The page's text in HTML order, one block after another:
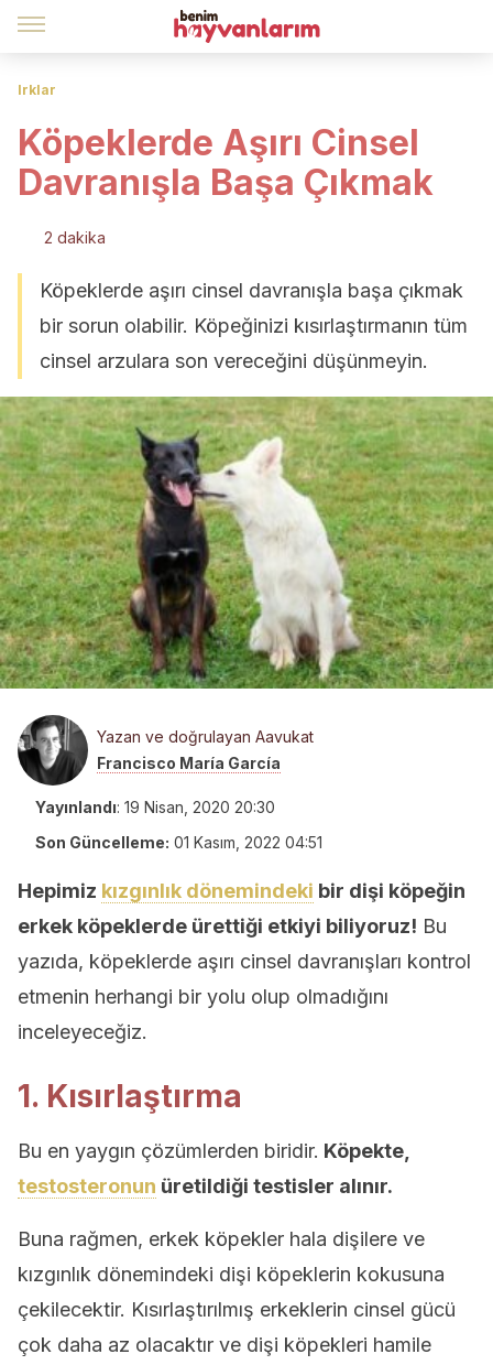
Irklar
Köpeklerde Aşırı Cinsel
Davranışla Başa Çıkmak
2 dakika
Köpeklerde aşırı cinsel davranışla başa çıkmak
bir sorun olabilir. Köpeğinizi kısırlaştırmanın tüm
cinsel arzulara son vereceğini düşünmeyin.
Yazan ve doğrulayan Aavukat
Francisco María García
Yayınlandı: 19 Nisan, 2020 20:30
Son Güncelleme: 01 Kasım, 2022 04:51
Hepimiz kızgınlık dönemindeki bir dişi köpeğin
erkek köpeklerde ürettiği etkiyi biliyoruz! Bu
yazıda, köpeklerde aşırı cinsel davranışları kontrol
etmenin herhangi bir yolu olup olmadığını
inceleyeceğiz.
1. Kısırlaştırma
Bu en yaygın çözümlerden biridir. Köpekte,
testosteronun üretildiği testisler alınır.
Buna rağmen, erkek köpekler hala dişilere ve
kızgınlık dönemindeki dişi köpeklerin kokusuna
çekilecektir. Kısırlaştırılmış erkeklerin cinsel gücü
çok daha az olacaktır ve dişi köpekleri hamile